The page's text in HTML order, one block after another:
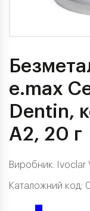
e.max
Dentin,
A2, 20 г
Виробник: Ivoclar
Каталожний код: